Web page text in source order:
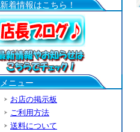
新着情報はこちら！
メニュー
お店の掲示板
ご利用方法
送料について